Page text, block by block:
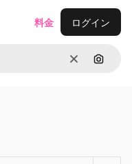
消去 画像で
料金 ログイン